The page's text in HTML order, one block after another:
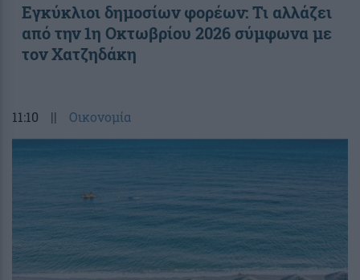
Εγκύκλιοι δημοσίων φορέων: Τι αλλάζει
από την 1η Οκτωβρίου 2026 σύμφωνα με
τον Χατζηδάκη
11:10 || Οικονομία